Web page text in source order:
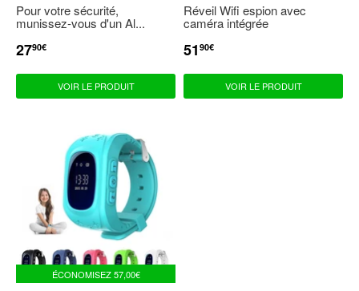
Pour votre sécurité,
munissez-vous d'un Al...
PRIX
2790€
VOIR LE PRODUIT
Réveil Wifi espion avec
caméra intégrée
PRIX
51 90€
VOIR LE PRODUIT
ÉCONOMISEZ57,00€